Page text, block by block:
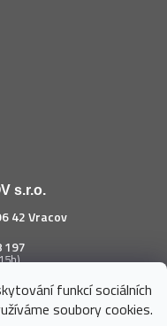
funkcí sociálních
soubory cookies.
s.r.o.
42 Vracov
197